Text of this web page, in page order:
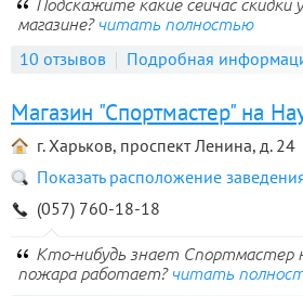
Подскажите какие сейчас скидки
магазине? читать полностью
10 отзывов Подробная
Магазин "Спортмастер" на
г. Харьков, проспект Ленина, д. 24
Показать расположение
(057) 760-18-18
Кто-нибудь знает Спортмастер
пожара работает? читать